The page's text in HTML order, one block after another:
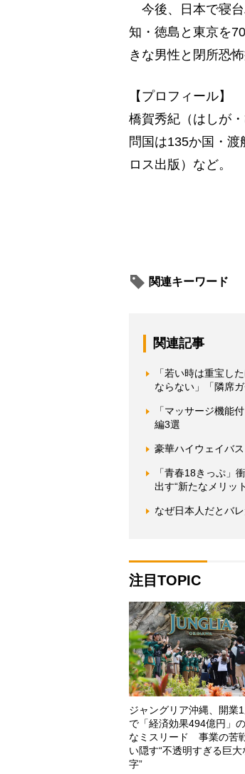
今後、日本で寝台
知・徳島と東京を
きな男性と閉所恐
【プロフィール】
橋賀秀紀（はしが
問国は135か国・
ロス出版）など。
関連キーワード
関連記事
「若い時は重宝し
ならない」「隣席
「マッサージ機能
編3選
豪華ハイウェイバ
「青春18きっぷ」
出す“新たなメリッ
なぜ日本人だとバ
注目TOPIC
ジャングリア沖縄、開業
で「経済効果494億円」
なミスリード 事業の苦
い隠す“不透明すぎる巨大
字”